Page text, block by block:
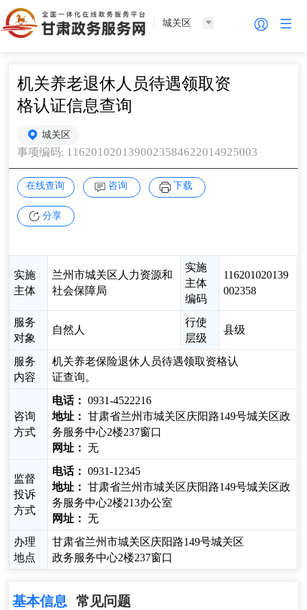
城关区
机关养老退休人员待遇领取资
格认证信息查询
城关区
事项编码: 1162010201390023584622014925003
在线查询 咨询 下载
分享
实施
主体
兰州市城关区人力资源和
社会保障局
实施
主体
编码
116201020139
002358
服务
对象
自然人
行使
层级
县级
服务
内容
机关养老保险退休人员待遇领取资格认
证查询。
咨询
方式
电话： 0931-4522216
地址： 甘肃省兰州市城关区庆阳路149号城关区政
务服务中心2楼237窗口
网址： 无
监督
投诉
方式
电话： 0931-12345
地址： 甘肃省兰州市城关区庆阳路149号城关区政
务服务中心2楼213办公室
网址： 无
办理
地点
甘肃省兰州市城关区庆阳路149号城关区
政务服务中心2楼237窗口
基本信息 常见问题